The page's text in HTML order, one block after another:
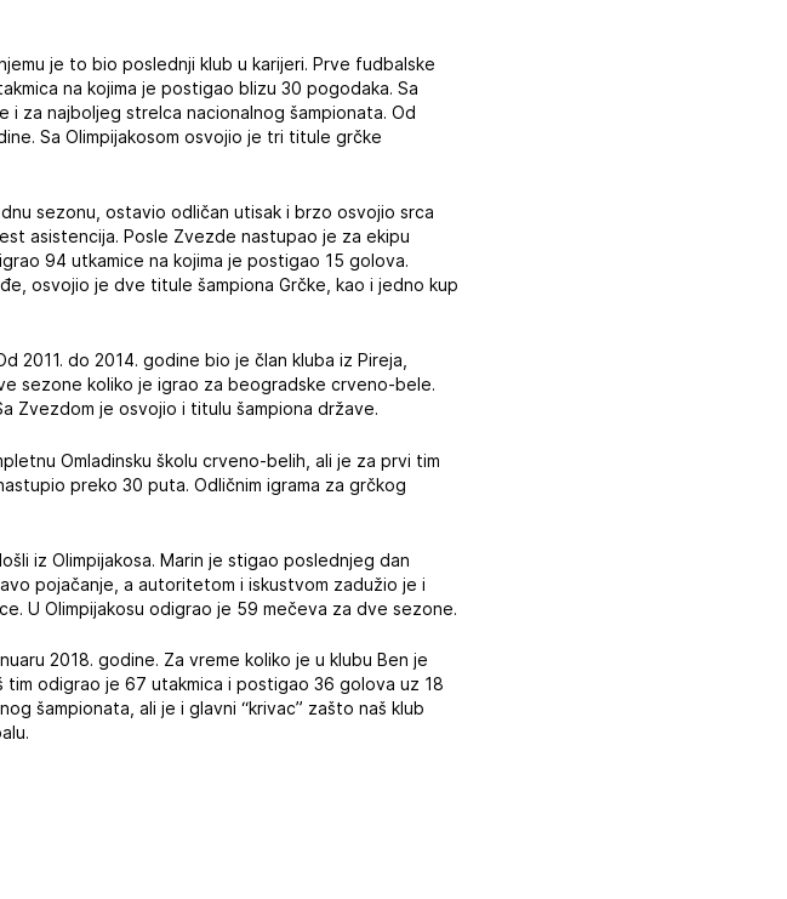
je to bio poslednji klub u karijeri. Prve fudbalske
na kojima je postigao blizu 30 pogodaka. Sa
i za najboljeg strelca nacionalnog šampionata. Od
Sa Olimpijakosom osvojio je tri titule grčke
sezonu, ostavio odličan utisak i brzo osvojio srca
asistencija. Posle Zvezde nastupao je za ekipu
94 utkamice na kojima je postigao 15 golova.
osvojio je dve titule šampiona Grčke, kao i jedno kup
2011. do 2014. godine bio je član kluba iz Pireja,
sezone koliko je igrao za beogradske crveno-bele.
Zvezdom je osvojio i titulu šampiona države.
Omladinsku školu crveno-belih, ali je za prvi tim
preko 30 puta. Odličnim igrama za grčkog
iz Olimpijakosa. Marin je stigao poslednjeg dan
pojačanje, a autoritetom i iskustvom zadužio je i
U Olimpijakosu odigrao je 59 mečeva za dve sezone.
2018. godine. Za vreme koliko je u klubu Ben je
odigrao je 67 utakmica i postigao 36 golova uz 18
šampionata, ali je i glavni “krivac” zašto naš klub